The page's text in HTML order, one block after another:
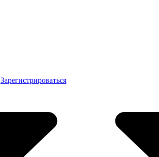
Зарегистрироваться